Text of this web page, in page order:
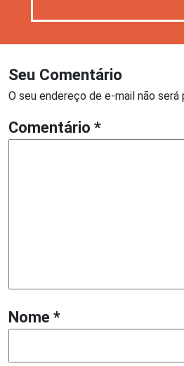
Seu Comentário
O seu endereço de e-mail não será
Comentário *
Nome *